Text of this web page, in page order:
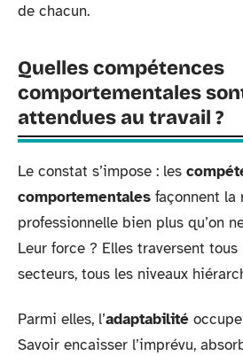
de chacun.
Quelles compétences
comportementales
attendues au travail ?
Le constat s’impose : les
comportementales façonnent la
professionnelle bien plus qu’on
Leur force ? Elles traversent
secteurs, tous les niveaux
Parmi elles, l’adaptabilité
Savoir encaisser l’imprévu,